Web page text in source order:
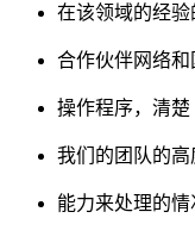
在该领域的经验
合作伙伴网络和
操作程序，清楚
我们的团队的高
能力来处理的